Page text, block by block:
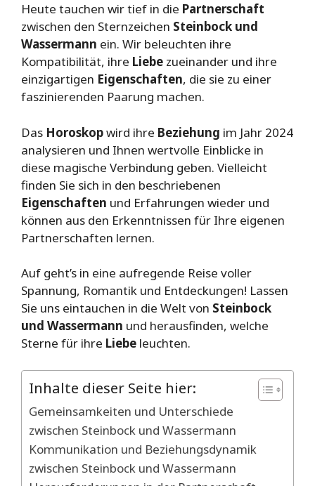
Heute tauchen wir tief in die Partnerschaft
zwischen den Sternzeichen Steinbock und
Wassermann ein. Wir beleuchten ihre
Kompatibilität, ihre Liebe zueinander und ihre
einzigartigen Eigenschaften, die sie zu einer
faszinierenden Paarung machen.
Das Horoskopwird ihre Beziehung im Jahr 2024
analysieren und Ihnen wertvolle Einblicke in
diese magische Verbindung geben. Vielleicht
finden Sie sich in den beschriebenen
Eigenschaften und Erfahrungen wieder und
können aus den Erkenntnissen für Ihre eigenen
Partnerschaften lernen.
Auf geht’s in eine aufregende Reise voller
Spannung, Romantik und Entdeckungen! Lassen
Sie uns eintauchen in die Welt von Steinbock
und Wassermann und herausfinden, welche
Sterne für ihre Liebe leuchten.
Inhalte dieser Seite hier:
Gemeinsamkeiten und Unterschiede
zwischen Steinbock und Wassermann
Kommunikation und Beziehungsdynamik
zwischen Steinbock und Wassermann